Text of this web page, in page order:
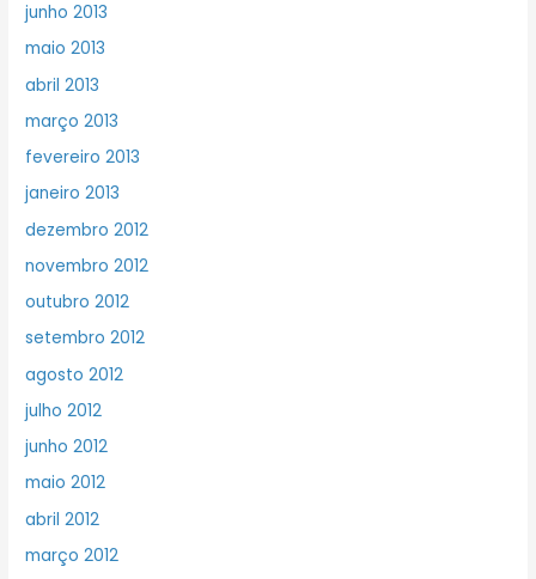
junho 2013
maio 2013
abril 2013
março 2013
fevereiro 2013
janeiro 2013
dezembro 2012
novembro 2012
outubro 2012
setembro 2012
agosto 2012
julho 2012
junho 2012
maio 2012
abril 2012
março 2012